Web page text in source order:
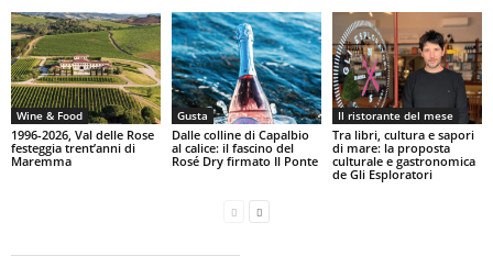
Wine & Food
1996-2026, Val delle Rose
festeggia trent’anni di
Maremma
Gusta
Dalle colline di Capalbio
al calice: il fascino del
Rosé Dry firmato Il Ponte
Il ristorante del mese
Tra libri, cultura e sapori
di mare: la proposta
culturale e gastronomica
de Gli Esploratori